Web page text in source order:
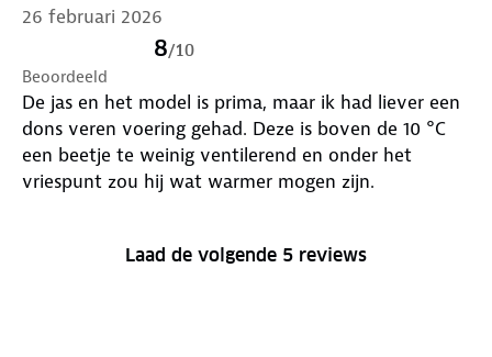
26 februari 2026
8/10
Beoordeeld
De jas en het model is prima, maar ik had liever een
dons veren voering gehad. Deze is boven de 10 °C
een beetje te weinig ventilerend en onder het
vriespunt zou hij wat warmer mogen zijn.
Laad de volgende 5 reviews